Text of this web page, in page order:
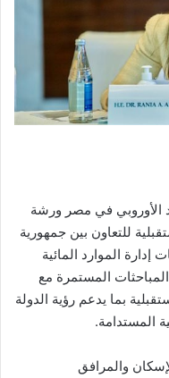
الأوروبي في مصر ورشة
للتعاون بين جمهورية
إدارة الموارد المائية
المستمرة مع
بما يدعم رؤية الدولة
والمرافق